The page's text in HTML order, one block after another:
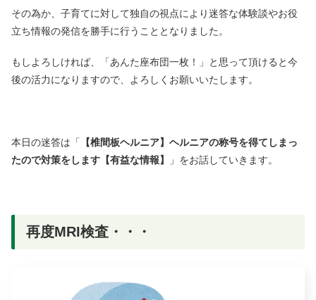
その為か、子育てに対して独自の視点により迷答な体験談やお役
立ち情報の発信を勝手に行うこととなりました。
もしよろしければ、「あんた座布団一枚！」と思って頂けると今
後の活力になりますので、よろしくお願いいたします。
本日の迷答は「
【椎間板ヘルニア】ヘルニアの称号を得てしまっ
たので対策をします【有益な情報】
」をお話していきます。
再度MRI検査・・・